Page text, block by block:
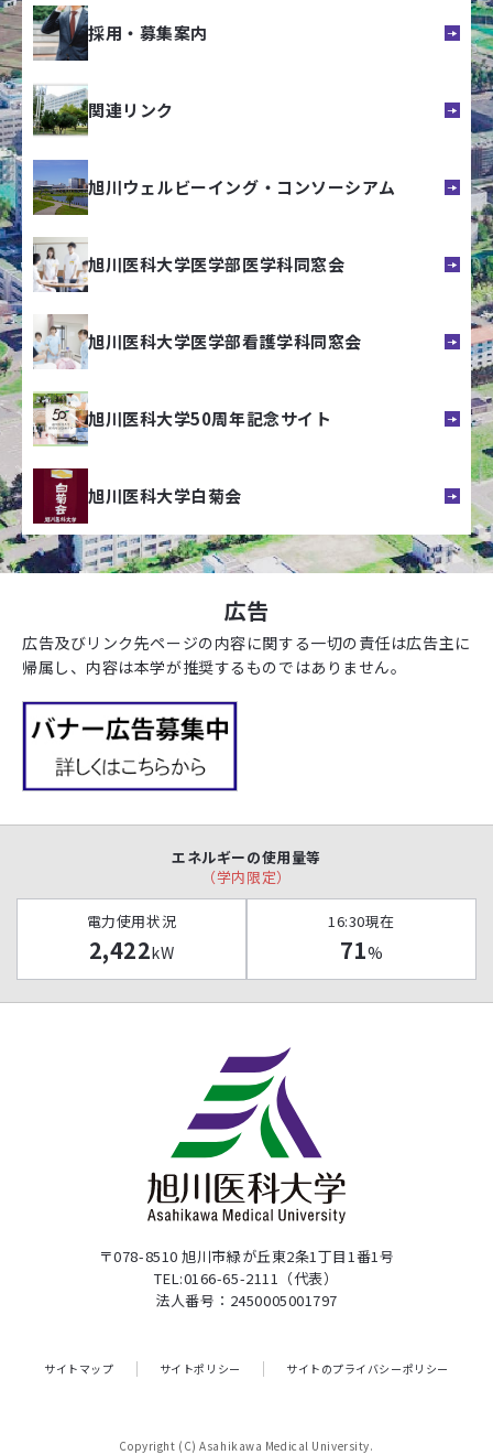
採用・募集案内
関連リンク
旭川ウェルビーイング・コンソーシアム
旭川医科大学医学部医学科同窓会
旭川医科大学医学部看護学科同窓会
旭川医科大学50周年記念サイト
旭川医科大学白菊会
広告
広告及びリンク先ページの内容に関する一切の責任は広告主に
帰属し、内容は本学が推奨するものではありません。
〒078-8510 旭川市緑が丘東2条1丁目1番1号
TEL:0166-65-2111（代表）
法人番号：2450005001797
エネルギーの使用量等
（学内限定）
電力使用状況
2,422kW
16:30現在
71%
Copyright (C) Asahikawa Medical University.
サイトマップ サイトポリシー サイトのプライバシーポリシー